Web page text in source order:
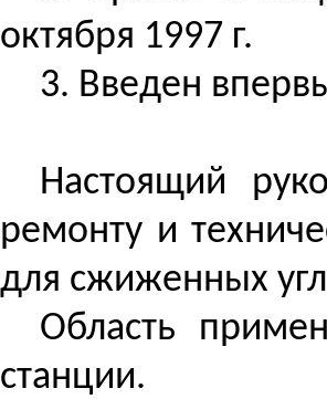
октября 1997 г.
3. Введен
Настоящий
ремонту и
для сжиженных
Область
станции.